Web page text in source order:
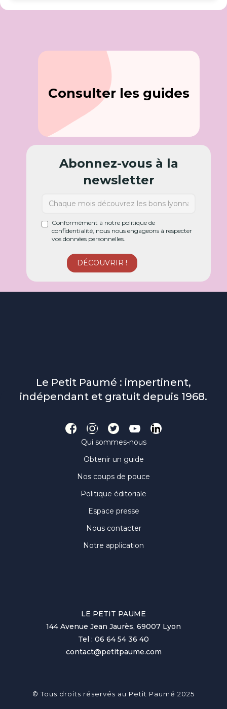
Consulter les guides
Abonnez-vous à la
newsletter
Conformément à notre politique de
confidentialité, nous nous engageons à respecter
vos données personnelles.
Le Petit Paumé : impertinent,
indépendant et gratuit depuis 1968.
Qui sommes-nous
Obtenir un guide
Nos coups de pouce
Politique éditoriale
Espace presse
Nous contacter
Notre application
LE PETIT PAUME
144 Avenue Jean Jaurès, 69007 Lyon
Tel : 06 64 54 36 40
contact@petitpaume.com
© Tous droits réservés au Petit Paumé 2025